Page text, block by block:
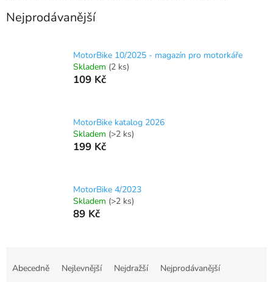
Nejprodávanější
MotorBike 10/2025 - magazín pro motorkáře
Skladem (2 ks)
109 Kč
MotorBike katalog 2026
Skladem (>2 ks)
199 Kč
MotorBike 4/2023
Skladem (>2 ks)
89 Kč
Abecedně Nejlevnější Nejdražší Nejprodávanější